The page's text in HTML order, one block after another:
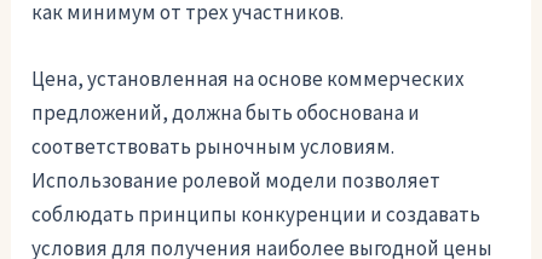
как минимум от трех участников.
Цена, установленная на основе коммерческих
предложений, должна быть обоснована и
соответствовать рыночным условиям.
Использование ролевой модели позволяет
соблюдать принципы конкуренции и создавать
условия для получения наиболее выгодной цены